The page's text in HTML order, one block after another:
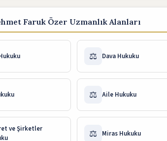
Faruk Özer Uzmanlık Alanları
⚖️ Dava Hukuku
⚖️ Aile Hukuku
ve Şirketler
⚖️ Miras Hukuku